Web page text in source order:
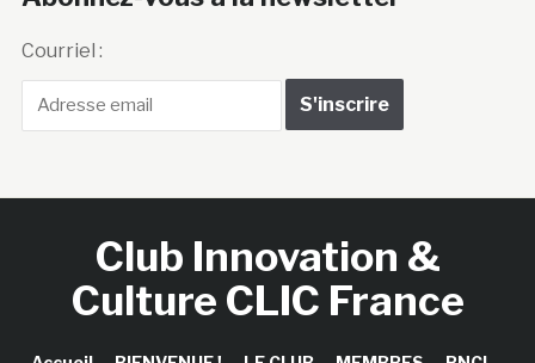
Courriel :
Club Innovation &
Culture CLIC France